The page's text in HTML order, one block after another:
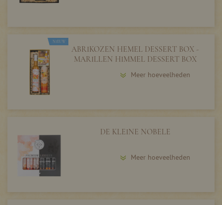
NIEUW
ABRIKOZEN HEMEL DESSERT BOX -
MARILLEN HIMMEL DESSERT BOX
Meer hoeveelheden
DE KLEINE NOBELE
Meer hoeveelheden